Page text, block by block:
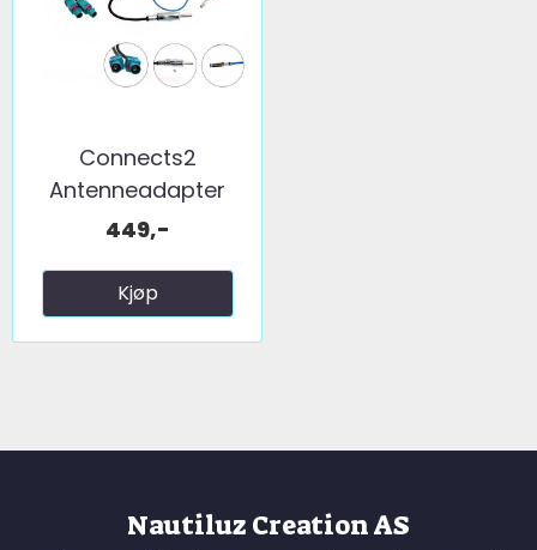
Connects2
Antenneadapter
(FM) 2 x fakra ...
449,-
Kjøp
Nautiluz Creation AS